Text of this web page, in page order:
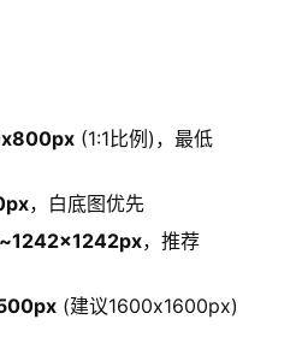
(1:1比例)，最低
，白底图优先
，推荐
(建议1600x1600px)